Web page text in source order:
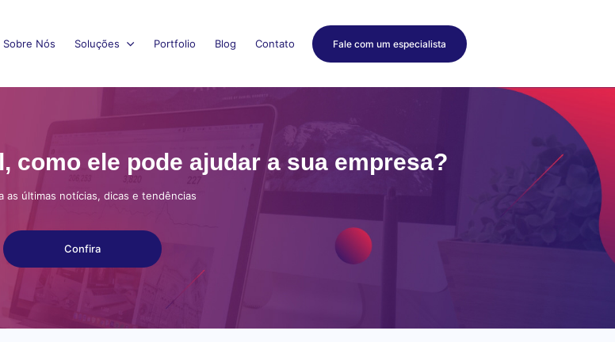
Sobre Nós Soluções Portfolio Blog Contato Fale com um especialista
como ele pode ajudar a sua empresa?
as últimas notícias, dicas e tendências
Confira